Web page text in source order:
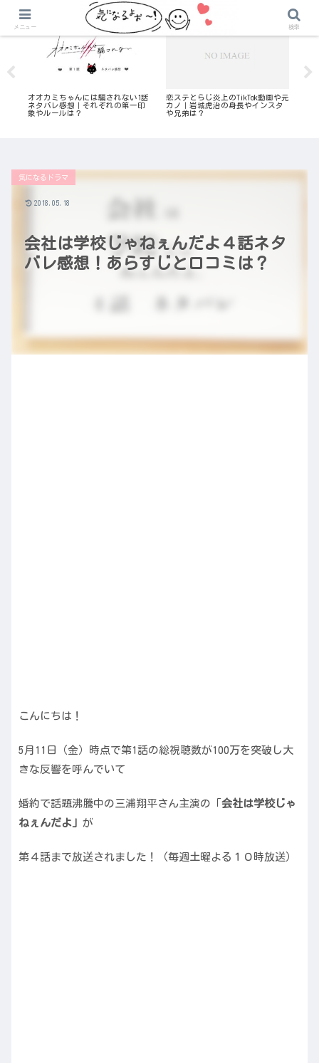
オオカミちゃんには騙されない1話
ネタバレ感想｜それぞれの第一印
象やルールは？
恋ステとらじ炎上のTikTok動画や元
カノ｜岩城虎治の身長やインスタ
や兄弟は？
会社は学校じゃねぇんだよ４話ネタ
バレ感想！あらすじと口コミは？
気になるドラマ
2018.05.18
こんにちは！
5月11日（金）時点で第1話の総視聴数が100万を突破し大
きな反響を呼んでいて
婚約で話題沸騰中の三浦翔平さん主演の「 会社は学校じゃ
ねぇんだよ」 が
第４話まで放送されました！（毎週土曜よる１０時放送）
メニュー 検索